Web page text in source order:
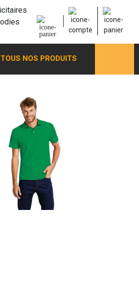
TOUS NOS PRODUITS